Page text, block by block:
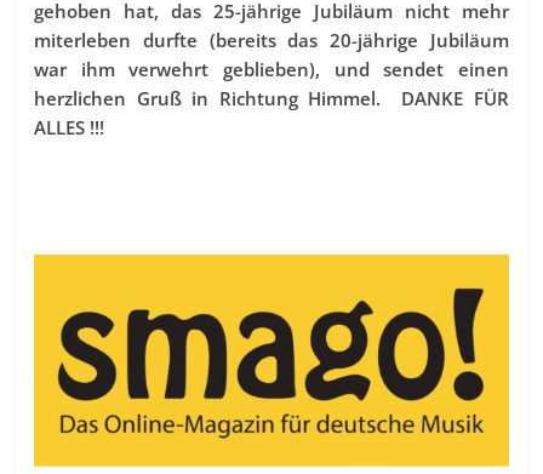
gehoben hat, das 25-jährige Jubiläum nicht mehr
miterleben durfte (bereits das 20-jährige Jubiläum
war ihm verwehrt geblieben), und sendet einen
herzlichen Gruß in Richtung Himmel. DANKE FÜR
ALLES !!!